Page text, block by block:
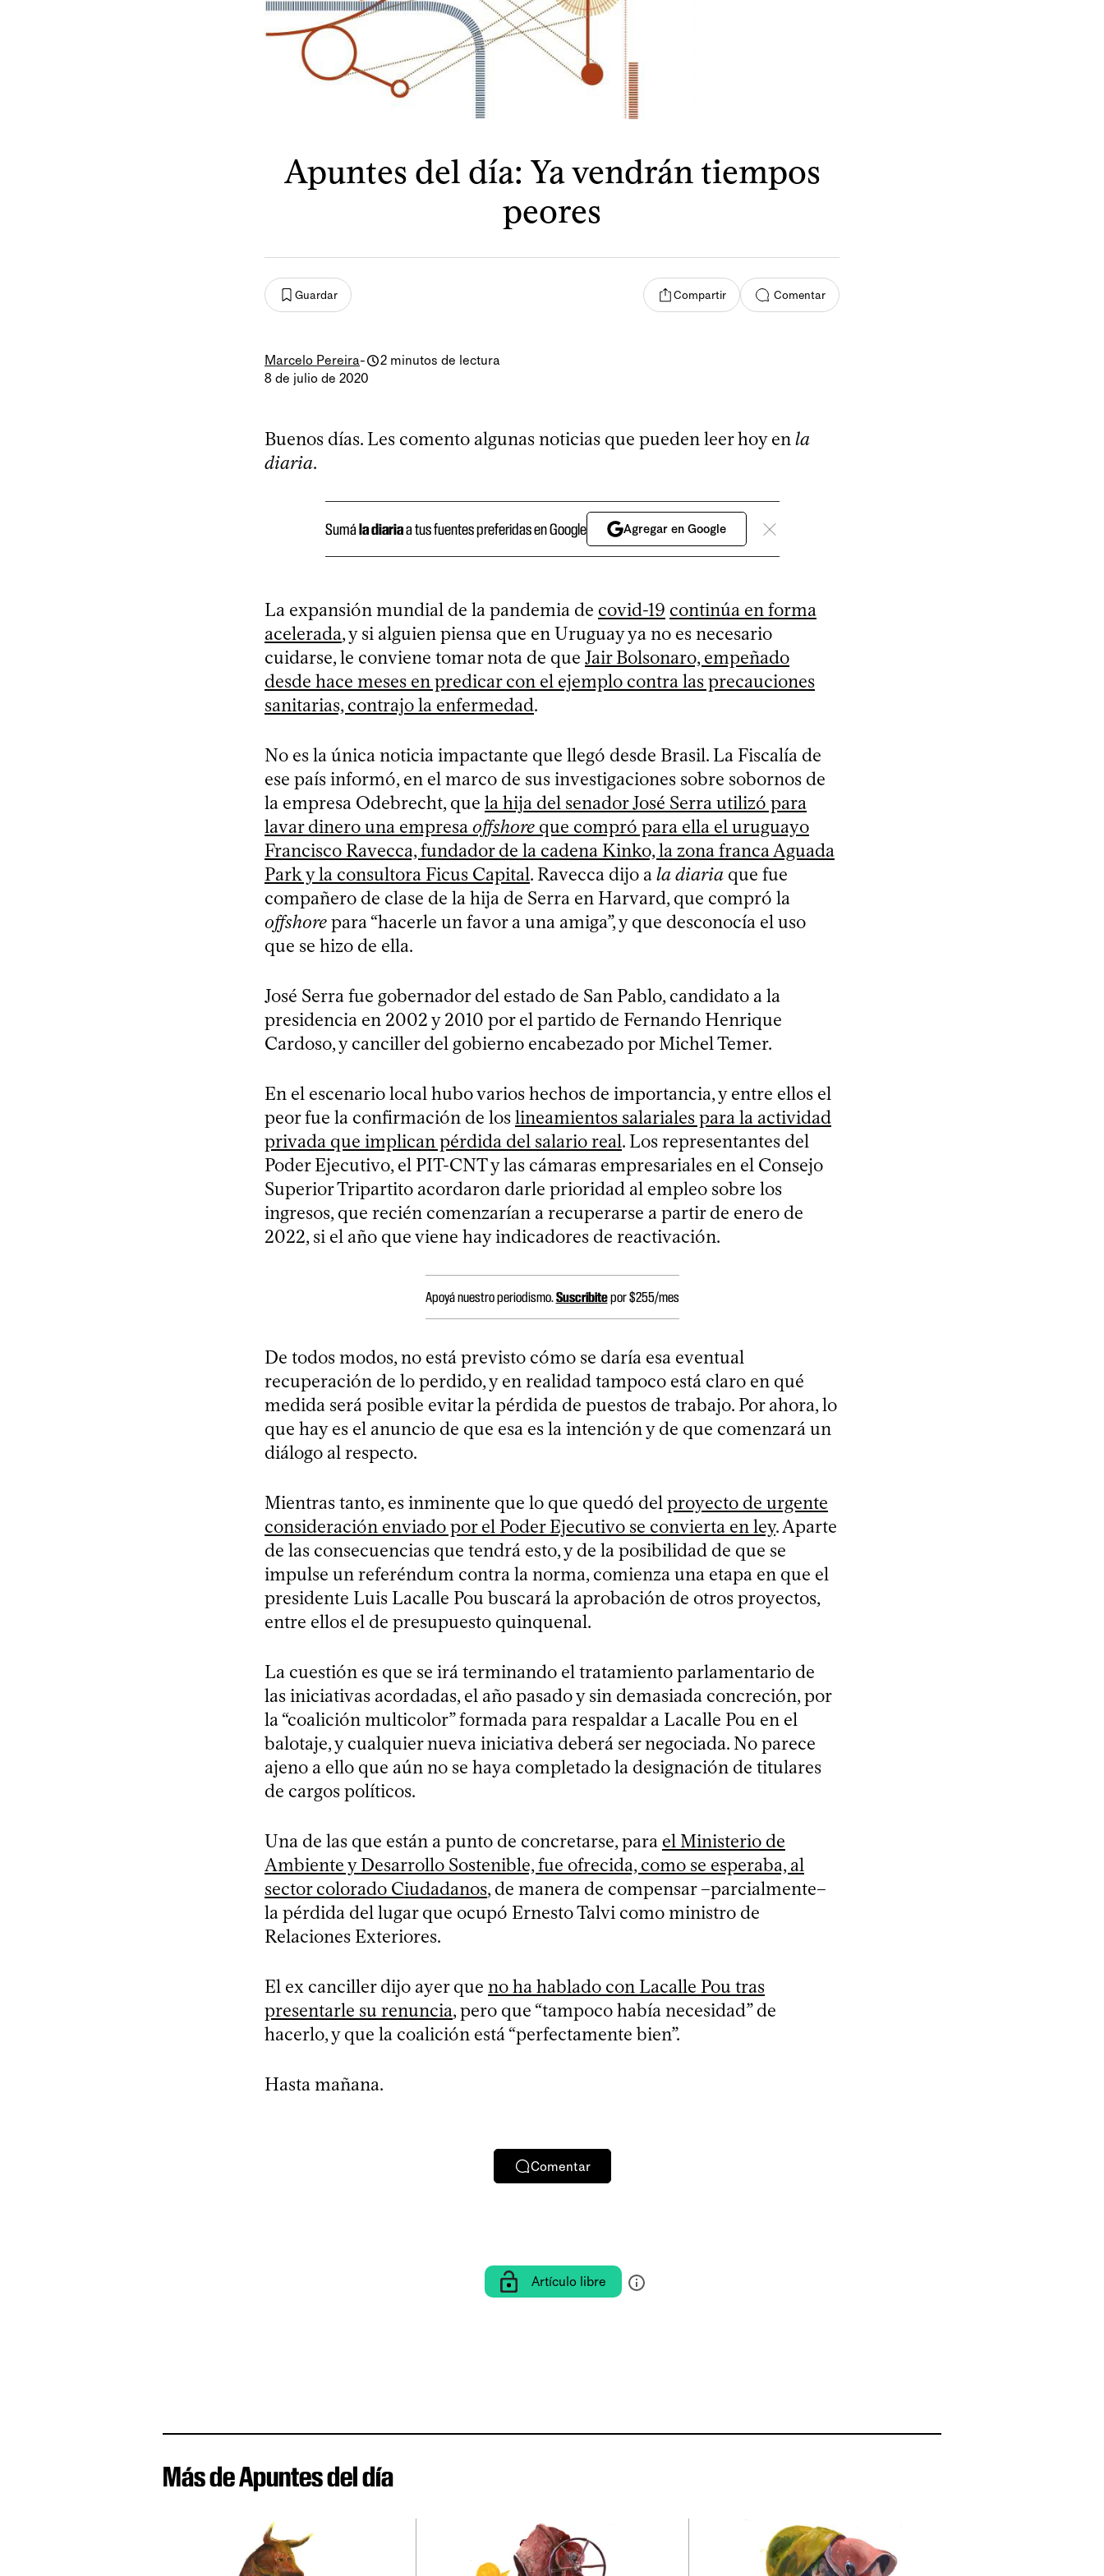
Apuntes del día: Ya vendrán tiempos
peores
Guardar Compartir Comentar
Marcelo Pereira-
2 minutos de lectura
8 de julio de 2020
Buenos días. Les comento algunas noticias que pueden leer hoy enla
diaria.
Sumála diariaa tus fuentes preferidas en Google Agregar en Google
La expansión mundial de la pandemia de covid-19 continúa en forma
acelerada, y si alguien piensa que en Uruguay ya no es necesario
cuidarse, le conviene tomar nota de que Jair Bolsonaro, empeñado
desde hace meses en predicar con el ejemplo contra las precauciones
sanitarias, contrajo la enfermedad.
No es la única noticia impactante que llegó desde Brasil. La Fiscalía de
ese país informó, en el marco de sus investigaciones sobre sobornos de
la empresa Odebrecht, que la hija del senador José Serra utilizó para
lavar dinero una empresaoffshore que compró para ella el uruguayo
Francisco Ravecca, fundador de la cadena Kinko, la zona franca Aguada
Park y la consultora Ficus Capital. Ravecca dijo ala diaria que fue
compañero de clase de la hija de Serra en Harvard, que compró la
offshorepara “hacerle un favor a una amiga”, y que desconocía el uso
que se hizo de ella.
José Serra fue gobernador del estado de San Pablo, candidato a la
presidencia en 2002 y 2010 por el partido de Fernando Henrique
Cardoso, y canciller del gobierno encabezado por Michel Temer.
En el escenario local hubo varios hechos de importancia, y entre ellos el
peor fue la confirmación de loslineamientos salariales para la actividad
privada que implican pérdida del salario real. Los representantes del
Poder Ejecutivo, el PIT-CNT y las cámaras empresariales en el Consejo
Superior Tripartito acordaron darle prioridad al empleo sobre los
ingresos, que recién comenzarían a recuperarse a partir de enero de
2022, si el año que viene hay indicadores de reactivación.
Apoyá nuestro periodismo.Suscribitepor $255/mes
De todos modos, no está previsto cómo se daría esa eventual
recuperación de lo perdido, y en realidad tampoco está claro en qué
medida será posible evitar la pérdida de puestos de trabajo. Por ahora, lo
que hay es el anuncio de que esa es la intención y de que comenzará un
diálogo al respecto.
Mientras tanto, es inminente que lo que quedó delproyecto de urgente
consideración enviado por el Poder Ejecutivo se convierta en ley. Aparte
de las consecuencias que tendrá esto, y de la posibilidad de que se
impulse un referéndum contra la norma, comienza una etapa en que el
presidente Luis Lacalle Pou buscará la aprobación de otros proyectos,
entre ellos el de presupuesto quinquenal.
La cuestión es que se irá terminando el tratamiento parlamentario de
las iniciativas acordadas, el año pasado y sin demasiada concreción, por
la “coalición multicolor” formada para respaldar a Lacalle Pou en el
balotaje, y cualquier nueva iniciativa deberá ser negociada. No parece
ajeno a ello que aún no se haya completado la designación de titulares
de cargos políticos.
Una de las que están a punto de concretarse, para el Ministerio de
Ambiente y Desarrollo Sostenible, fue ofrecida, como se esperaba, al
sector colorado Ciudadanos, de manera de compensar –parcialmente–
la pérdida del lugar que ocupó Ernesto Talvi como ministro de
Relaciones Exteriores.
El ex canciller dijo ayer que no ha hablado con Lacalle Pou tras
presentarle su renuncia, pero que “tampoco había necesidad” de
hacerlo, y que la coalición está “perfectamente bien”.
Hasta mañana.
Comentar
Artículo libre
Más de Apuntes del día